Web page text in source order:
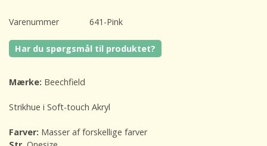
Varenummer 641-Pink
Har du spørgsmål til produktet?
Mærke: Beechfield
Strikhue i Soft-touch Akryl
Farver: Masser af forskellige farver